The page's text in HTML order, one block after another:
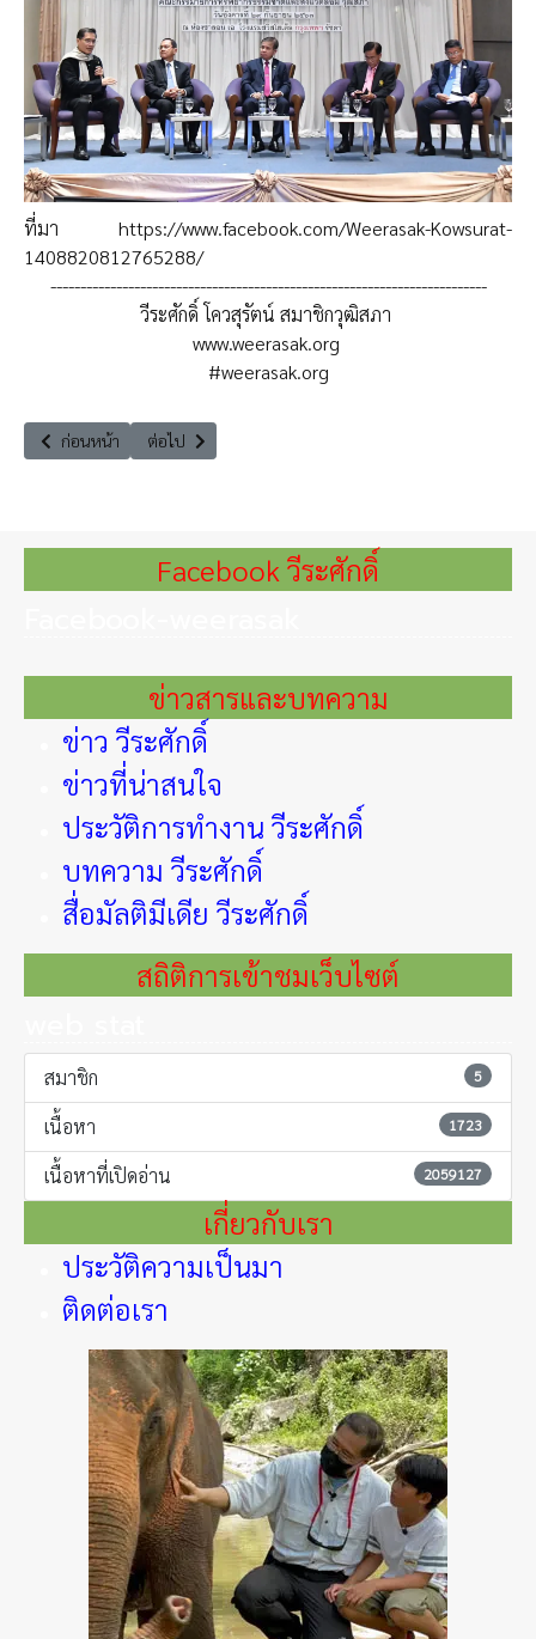
ที่มา https://www.facebook.com/Weerasak-Kowsurat-
1408820812765288/
-------------------------------------------------------------------------
วีระศักดิ์ โควสุรัตน์ สมาชิกวุฒิสภา
www.weerasak.org
#weerasak.org
เนื้อหาก่อนหน้า: งานกรรมาธิการสิ่งแวดล้อมของวุฒิสภาในรอบปี 2563
ก่อนหน้า เนื้อหาถัดไป: กมธ.กีฬา ส.ว. มอบอุปกรณ์ออกกำลังกาย ใ
ต่อไป
Facebook วีระศักดิ์
ข่าวสารและบทความ
ข่าว วีระศักดิ์
ข่าวที่น่าสนใจ
ประวัติการทำงาน วีระศักดิ์
บทความ วีระศักดิ์
สื่อมัลติมีเดีย วีระศักดิ์
สถิติการเข้าชมเว็บไซต์
สมาชิก 5
เนื้อหา 1723
เนื้อหาที่เปิดอ่าน 2059127
เกี่ยวกับเรา
ประวัติความเป็นมา
ติดต่อเรา